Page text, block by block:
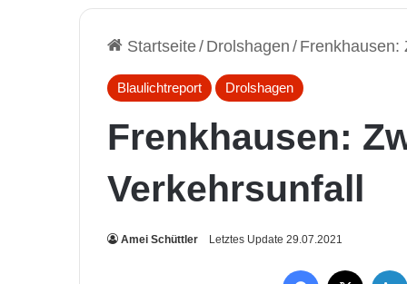
Startseite/ Drolshagen / Frenkhausen:
Blaulichtreport Drolshagen
Frenkhausen:
Verkehrsunfall
Amei Schüttler Letztes Update 29.07.2021